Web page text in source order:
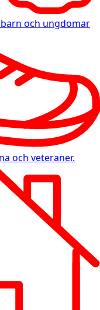
och ungdomar
och veteraner.